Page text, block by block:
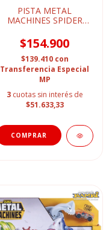
PISTA METAL
MACHINES SPIDER
$154.900
$139.410 con
Transferencia Especial
MP
3 cuotas sin interés de
$51.633,33